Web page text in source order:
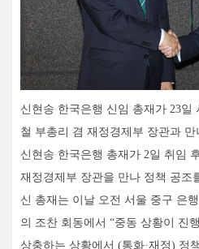
신현송 한국은행 신임 총재가 23일
철 부총리 겸 재정경제부 장관과
신현송 한국은행 총재가 2일 취임
재정경제부 장관을 만나 정책 공조
신 총재는 이날 오전 서울 중구 은
의 조찬 회동에서 “중동 상황이 진
상충하는 상황에서 (통화·재정) 정